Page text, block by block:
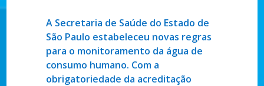
A Secretaria de Saúde do Estado de
São Paulo estabeleceu novas regras
para o monitoramento da água de
consumo humano. Com a
obrigatoriedade da acreditação